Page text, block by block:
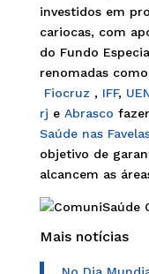
investidos em
cariocas, com
do Fundo
renomadas
Fiocruz , IFF,
rj e Abrasco
Saúde nas
objetivo de
alcancem as
Mais notícias